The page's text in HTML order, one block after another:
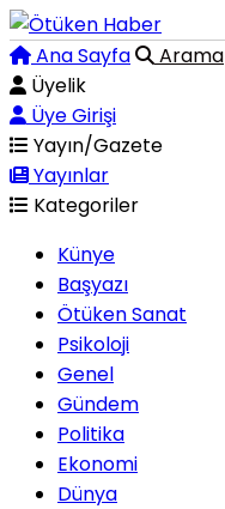
Ana Sayfa Arama
Üyelik
Üye Girişi
Yayın/Gazete
Yayınlar
Kategoriler
Künye
Başyazı
Ötüken Sanat
Psikoloji
Genel
Gündem
Politika
Ekonomi
Dünya